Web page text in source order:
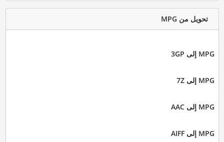
تحويل من MPG
MPG إلى 3GP
MPG إلى 7Z
MPG إلى AAC
MPG إلى AIFF